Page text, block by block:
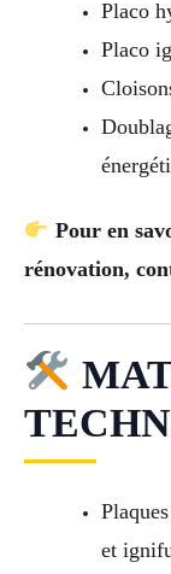
Placo
Placo
Pour en
rénovation,
et